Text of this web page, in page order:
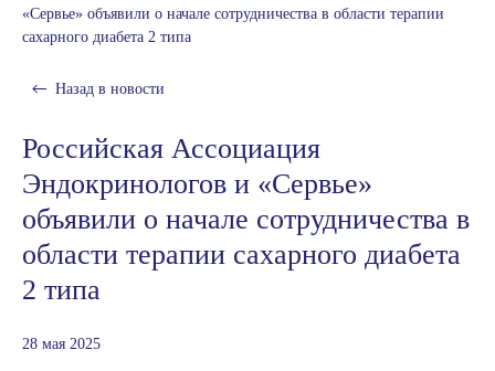
«Сервье» объявили о начале сотрудничества в области терапии
сахарного диабета 2 типа
Назад в новости
Российская Ассоциация
Эндокринологов и «Сервье»
объявили о начале сотрудничества в
области терапии сахарного диабета
2 типа
28 мая 2025